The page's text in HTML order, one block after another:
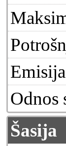
Odnos
Šasija